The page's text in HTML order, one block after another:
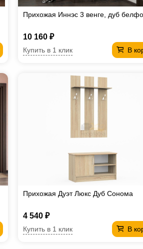
Прихожая Иннэс 3 венге, дуб
10 160 ₽
В
Купить в 1 клик
Прихожая Дуэт Люкс Дуб Сонома
4 540 ₽
В
Купить в 1 клик